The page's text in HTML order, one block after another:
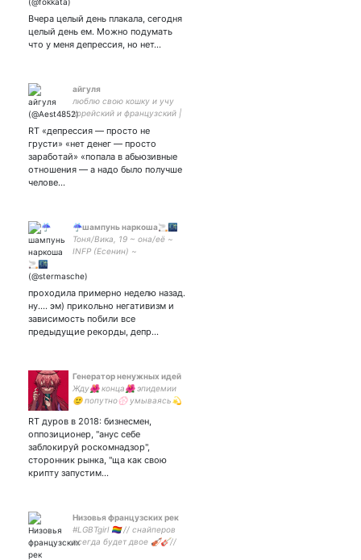
посыпать
антидепрессантами.
Вчера целый день плакала, сегодня
целый день ем. Можно подумать
что у меня депрессия, но нет...
айгуля
люблю свою кошку и учу
корейский и французский |
RT «депрессия — просто не
грусти» «нет денег — просто
заработай» «попала в абьюзивные
отношения — а надо было получше
челове…
☔шампунь наркоша🚬🌃
Тоня/Вика, 19 ~ она/её ~
INFP (Есенин) ~
меломан ~ хорнисофт
романтик|| alles reine
kopfsache.
проходила примерно неделю назад.
ну.... эм) прикольно негативизм и
зависимость побили все
предыдущие рекорды, депр…
Генератор ненужных идей
Жду🌺 конца🌺 эпидемии
🙂 попутно💮 умываясь💫
каждый💋 день🥳. У меня
походу та самая
депрессия в 0 лет.
Взаимная🙃
RT дуров в 2018: бизнесмен,
оппозиционер, "анус себе
заблокируй роскомнадзор",
сторонник рынка, "ща как свою
крипту запустим…
Низовья французских рек
#LGBTgirl 🏳️‍🌈 // снайперов
всегда будет двое 🎻🎸//